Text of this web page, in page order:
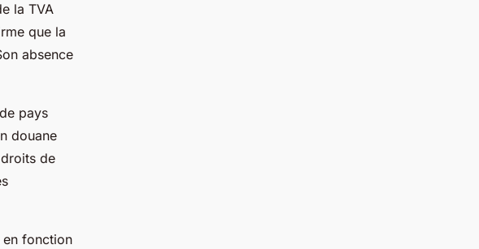
la TVA
que la
absence
pays
douane
de
en fonction